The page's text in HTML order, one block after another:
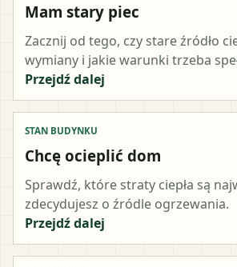
Mam stary piec
Zacznij od tego, czy stare źródło
wymiany i jakie warunki trzeba
Przejdź dalej
STAN BUDYNKU
Chcę ocieplić dom
Sprawdź, które straty ciepła są
zdecydujesz o źródle ogrzewania.
Przejdź dalej